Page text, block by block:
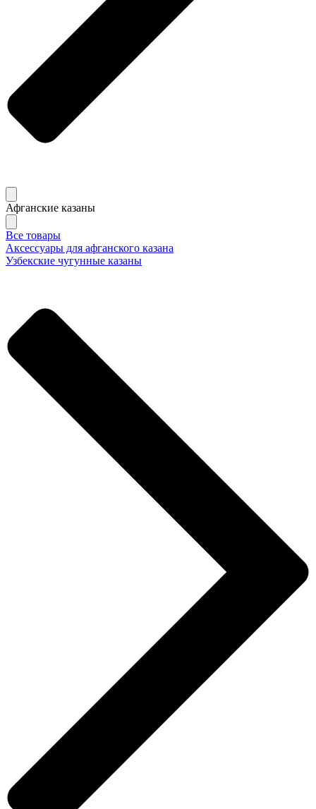
Афганские казаны
Все товары
Аксессуары для афганского казана
Узбекские чугунные казаны